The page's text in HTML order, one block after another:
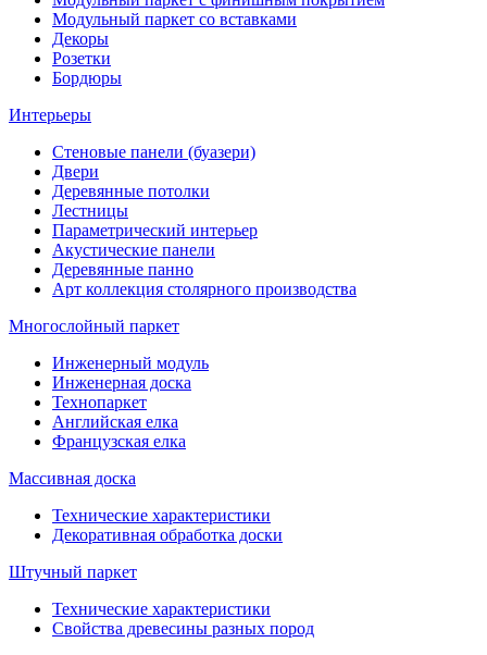
Модульный паркет со вставками
Декоры
Розетки
Бордюры
Интерьеры
Стеновые панели (буазери)
Двери
Деревянные потолки
Лестницы
Параметрический интерьер
Акустические панели
Деревянные панно
Арт коллекция столярного производства
Многослойный паркет
Инженерный модуль
Инженерная доска
Технопаркет
Английская елка
Французская елка
Массивная доска
Технические характеристики
Декоративная обработка доски
Штучный паркет
Технические характеристики
Свойства древесины разных пород